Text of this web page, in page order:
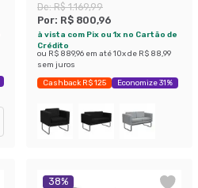
De:R$ 1.169,99
Por: R$ 800,96
à vista com Pix ou 1x no Cartão de
Crédito
ou R$ 889,96 em até10x de R$ 88,99
sem juros
Cashback R$ 125 Economize 31%
38%